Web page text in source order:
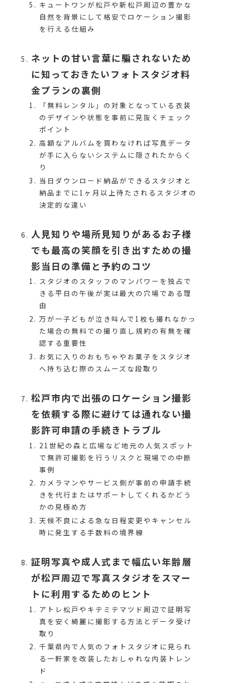
キュートワンが松戸や新松戸周辺の豊かな
自然を背景にして格安でロケーション撮影
を行える仕組み
ネットの甘い言葉に騙されないため
に知っておきたいフォトスタジオ料
金プランの裏側
「無料レンタル」の対象となっている衣装
のデザインや状態を事前に見抜くチェック
ポイント
高額なアルバムを買わなければ写真データ
が手に入らないシステムに隠されたからく
り
当日ダウンロード納品ができるスタジオと
納品までに1ヶ月以上待たされるスタジオの
決定的な違い
人見知りや場所見知りがあるお子様
でも最高の笑顔を引き出すための撮
影当日の準備と予約のコツ
スタジオのスタッフのマンパワーを独占で
きる平日の午後が実は最大の穴場である理
由
万が一子どもが泣き叫んで1枚も撮れなかっ
た場合の無料での撮り直し規約の有無を確
認する重要性
お気に入りのおもちゃやお菓子をスタジオ
へ持ち込む際のスムーズな段取り
松戸市内で出張のロケーション撮影
を依頼する際に避けては通れない撮
影許可申請の手続きトラブル
21世紀の森と広場など地元の人気スポット
で無許可撮影を行うリスクと現場での中断
事例
カメラマンやサービス側が事前の申請手続
きを代行またはサポートしてくれるかどう
かの見極め方
天候不良による急な日程変更やキャンセル
時に発生する手数料の境界線
証明写真や成人式まで幅広い年齢層
が松戸周辺で写真スタジオをスマー
トに利用するためのヒント
アトレ松戸やキテミテマツド周辺で証明写
真を安く綺麗に撮影する方法とデータ受け
取り
千葉県内で人気のフォトスタジオに見られ
る一軒家を改装したおしゃれな内装トレン
ド